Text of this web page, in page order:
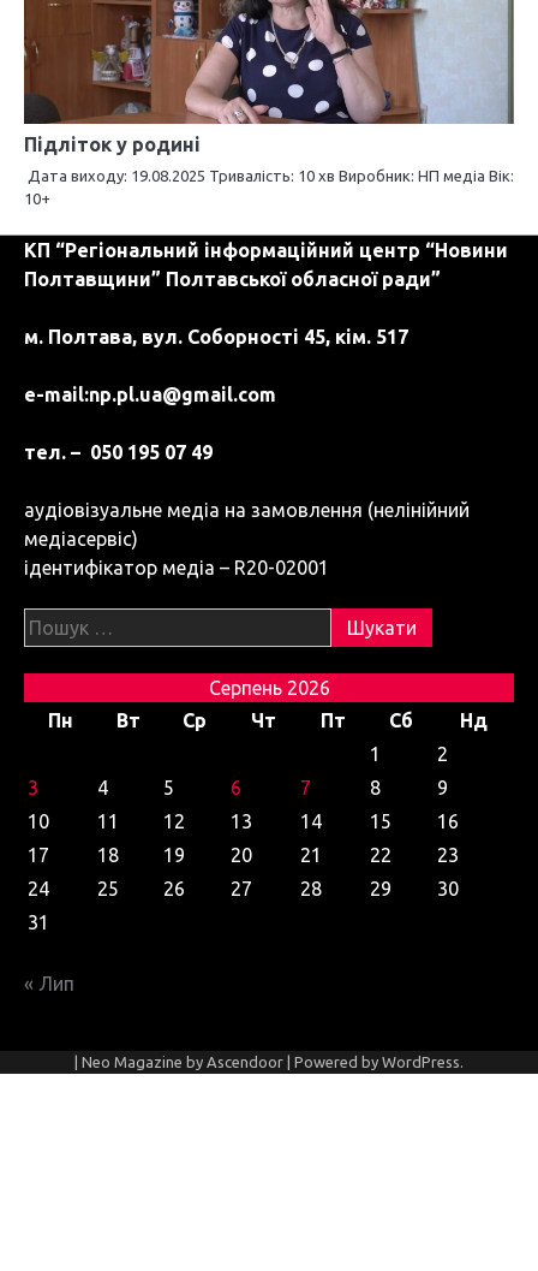
Підліток у родині
Дата виходу: 19.08.2025 Тривалість: 10 хв Виробник: НП медіа Вік:
10+
КП “Регіональний інформаційний центр “Новини
Полтавщини” Полтавської обласної ради”
м. Полтава, вул. Соборності 45, кім. 517
e-mail:np.pl.ua@gmail.com
тел. – 050 195 07 49
аудіовізуальне медіа на замовлення (нелінійний
медіасервіс)
ідентифікатор медіа – R20-02001
Пошук:
Серпень 2026
Пн
Вт Ср Чт Пт Сб
Нд
1
2
3
4 5 6 7 8
9
10
11 12 13 14 15
16
17
18 19 20 21 22
23
24
25 26 27 28 29
30
31
« Лип
| Neo Magazine by Ascendoor | Powered by WordPress